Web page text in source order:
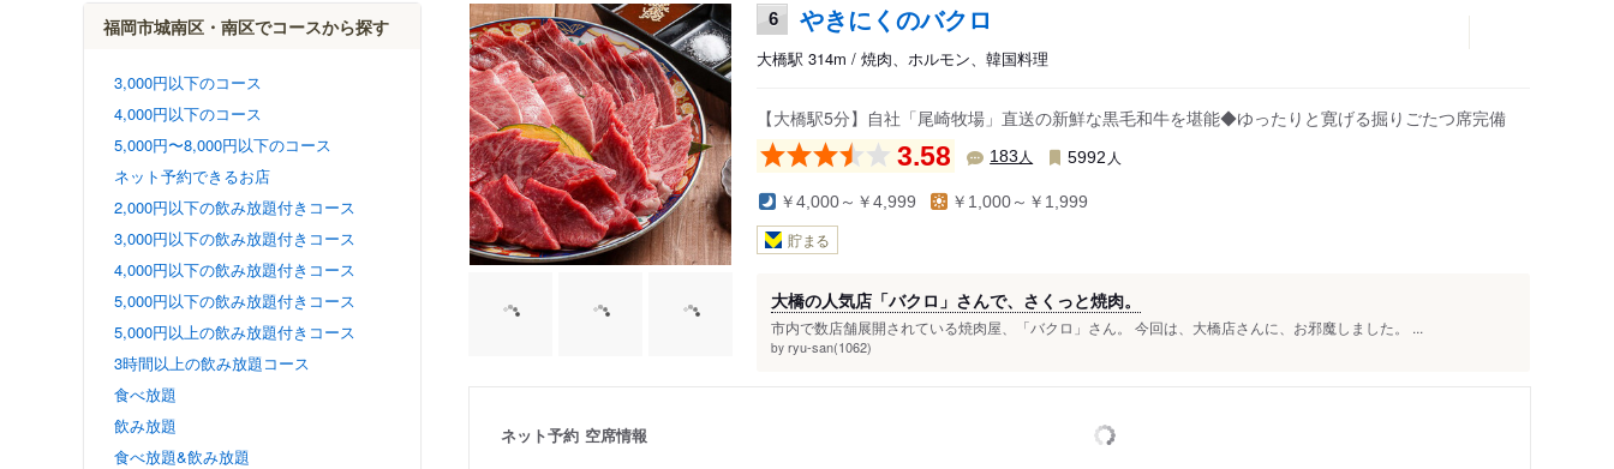
福岡市城南区・南区でコースから探す
3,000円以下のコース
4,000円以下のコース
5,000円〜8,000円以下のコース
ネット予約できるお店
2,000円以下の飲み放題付きコース
3,000円以下の飲み放題付きコース
4,000円以下の飲み放題付きコース
5,000円以下の飲み放題付きコース
5,000円以上の飲み放題付きコース
3時間以上の飲み放題コース
食べ放題
飲み放題
食べ放題&飲み放題
6 やきにくのバクロ
大橋駅 314m / 焼肉、ホルモン、韓国料理
【大橋駅5分】自社「尾崎牧場」直送の新鮮な黒毛和牛を堪能◆ゆったりと寛げる掘りごたつ席完備
3.58 183 人 5992 人
￥4,000～￥4,999 ￥1,000～￥1,999
貯まる
大橋の人気店「バクロ」さんで、さくっと焼肉。
市内で数店舗展開されている焼肉屋、「バクロ」さん。 今回は、大橋店さんに、お邪魔しました。 ...
by ryu-san(1062)
ネット予約 空席情報